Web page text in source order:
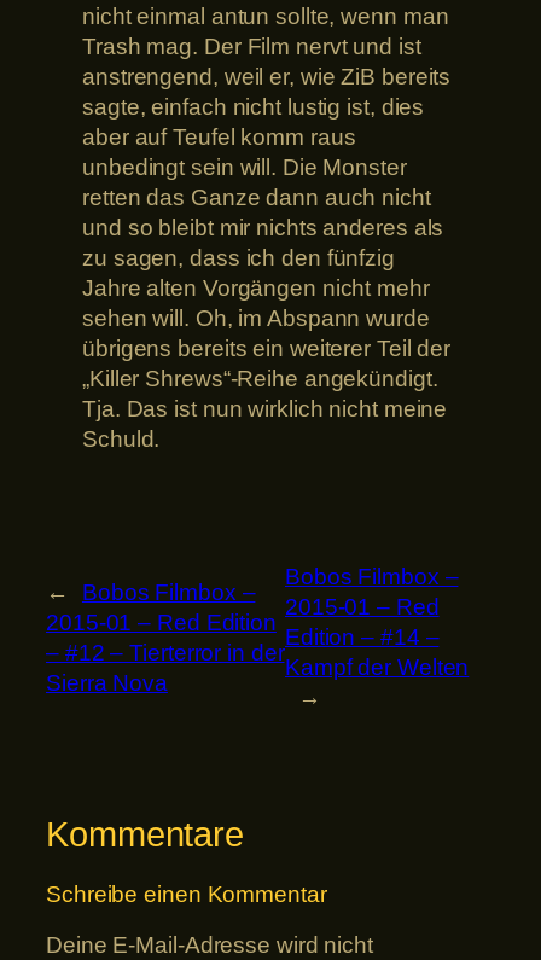
nicht einmal antun sollte, wenn man
Trash mag. Der Film nervt und ist
anstrengend, weil er, wie ZiB bereits
sagte, einfach nicht lustig ist, dies
aber auf Teufel komm raus
unbedingt sein will. Die Monster
retten das Ganze dann auch nicht
und so bleibt mir nichts anderes als
zu sagen, dass ich den fünfzig
Jahre alten Vorgängen nicht mehr
sehen will. Oh, im Abspann wurde
übrigens bereits ein weiterer Teil der
„Killer Shrews“-Reihe angekündigt.
Tja. Das ist nun wirklich nicht meine
Schuld.
←
Bobos Filmbox –
2015-01 – Red Edition
– #12 – Tierterror in der
Sierra Nova
Bobos Filmbox –
2015-01 – Red
Edition – #14 –
Kampf der Welten
→
Kommentare
Schreibe einen Kommentar
Deine E-Mail-Adresse wird nicht